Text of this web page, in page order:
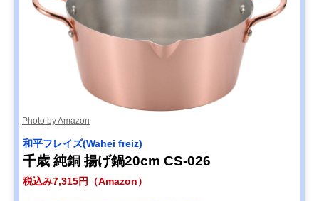
Photo by Amazon
和平フレイズ(Wahei freiz)
千歳 純銅 揚げ鍋20cm CS-026
税込み7,315円（Amazon）